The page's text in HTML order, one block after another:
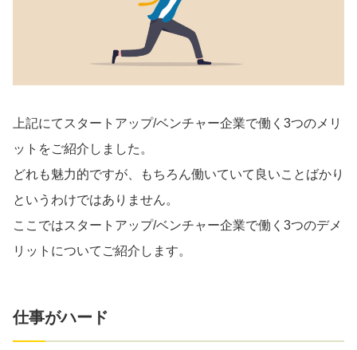
上記にてスタートアップ/ベンチャー企業で働く3つのメリ
ットをご紹介しました。
どれも魅力的ですが、もちろん働いていて良いことばかり
というわけではありません。
ここではスタートアップ/ベンチャー企業で働く3つのデメ
リットについてご紹介します。
仕事がハード